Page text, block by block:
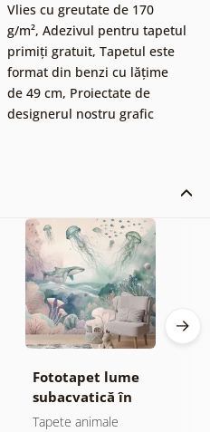
Vlies cu greutate de 170
g/m², Adezivul pentru tapetul
primiți gratuit, Tapetul este
format din benzi cu lățime
de 49 cm, Proiectate de
designerul nostru grafic
Fototapet lume
subacvatică în
culori pastelate
Tapete animale